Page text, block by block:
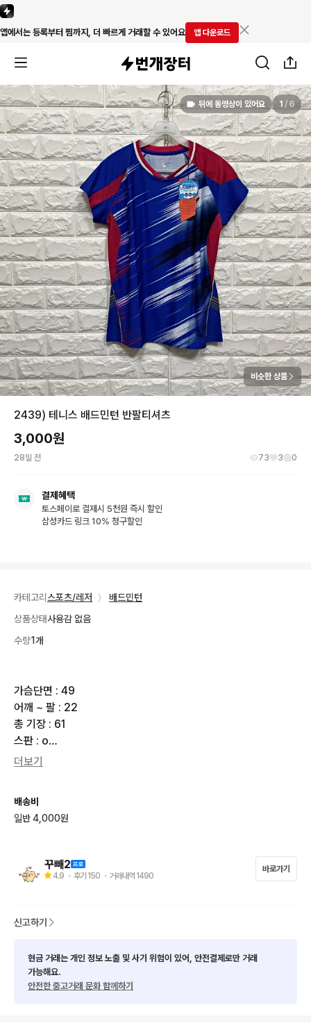
앱에서는 등록부터 찜까지, 더 빠르게 거래할 수 있어요 앱 다운로드
뒤에 동영상이 있어요 1 / 6
비슷한 상품
2439) 테니스 배드민턴 반팔티셔츠
3,000원
28일 전 73 3 0
결제혜택
토스페이로 결제시 5천원 즉시 할인
삼성카드 링크 10% 청구할인
카테고리 스포츠/레저 〉
배드민턴
상품상태사용감 없음
수량1개
가슴단면 : 49
어깨 ~ 팔 : 22
총 기장 : 61
스판 : o
★반값택배 X 우체국택배 X(CJ대한통운 일반택배만 이용)
★4만원 이상 구매시 무료배송
★결제 순, 예약 없음
★택배 발송은 주말 및 공휴일 제외하고 익일 발송
★사이즈 관련해서는 실측사이즈 참고
자가 있을 수 있음 예민하신분들은 피해주세요
더보기
배송비
일반 4,000원
꾸빼2
4.9 ・ 후기 150 ・ 거래내역 1490
바로가기
신고하기
현금 거래는 개인 정보 노출 및 사기 위험이 있어, 안전결제로만 거래
가능해요.
안전한 중고거래 문화 함께하기